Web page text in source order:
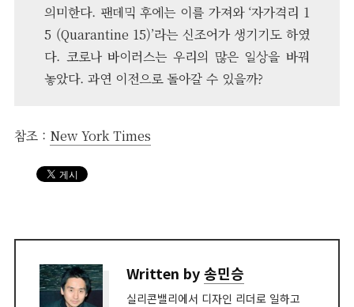
의미한다. 팬데믹 후에는 이를 가져와 ‘자가격리 1
5 (Quarantine 15)’라는 신조어가 생기기도 하였
다. 코로나 바이러스는 우리의 많은 일상을 바꿔
놓았다. 과연 이전으로 돌아갈 수 있을까?
참조 : New York Times
Written by송민승
실리콘밸리에서 디자인 리더로 일하고